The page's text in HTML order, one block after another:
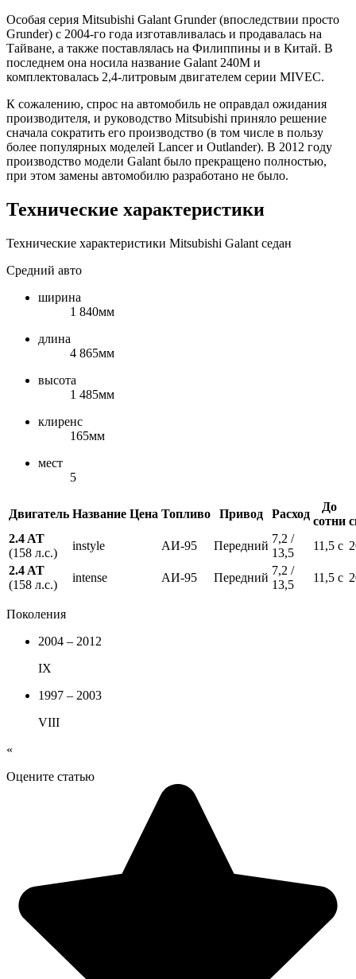
Особая серия Mitsubishi Galant Grunder (впоследствии просто
Grunder) с 2004-го года изготавливалась и продавалась на
Тайване, а также поставлялась на Филиппины и в Китай. В
последнем она носила название Galant 240M и
комплектовалась 2,4-литровым двигателем серии MIVEC.
К сожалению, спрос на автомобиль не оправдал ожидания
производителя, и руководство Mitsubishi приняло решение
сначала сократить его производство (в том числе в пользу
более популярных моделей Lancer и Outlander). В 2012 году
производство модели Galant было прекращено полностью,
при этом замены автомобилю разработано не было.
Технические характеристики
Технические характеристики Mitsubishi Galant седан
Средний авто
ширина
1 840мм
длина
4 865мм
высота
1 485мм
клиренс
165мм
мест
5
Двигатель Название Цена Топливо Привод Расход
До
сотни
2.4 AT
(158 л.с.)
instyle АИ-95 Передний
7,2 /
13,5
11,5 с
2.4 AT
(158 л.с.)
intense АИ-95 Передний
7,2 /
13,5
11,5 с
Поколения
2004 – 2012
IX
1997 – 2003
VIII
«
Оцените статью